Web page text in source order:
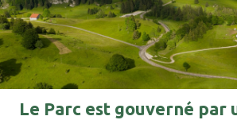
Des hommes et
engagés pour le
Le Parc est gouverné par